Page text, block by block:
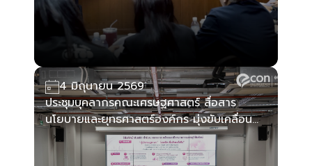
4 มิถุนายน 2569
ประชุมบุคลากรคณะเศรษฐศาสตร์ สื่อสาร
นโยบายและยุทธศาสตร์องค์กร มุ่งขับเคลื่อน
การพัฒนาอย่างมีส่วนร่วมและโปร่งใส